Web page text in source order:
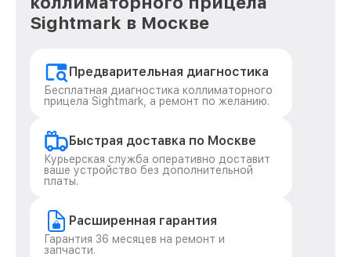
Sightmark в Москве
Предварительная диагностика
Бесплатная диагностика коллиматорного
прицела Sightmark, а ремонт по желанию.
Быстрая доставка по Москве
Курьерская служба оперативно доставит
ваше устройство без дополнительной
платы.
Расширенная гарантия
Гарантия 36 месяцев на ремонт и
запчасти.